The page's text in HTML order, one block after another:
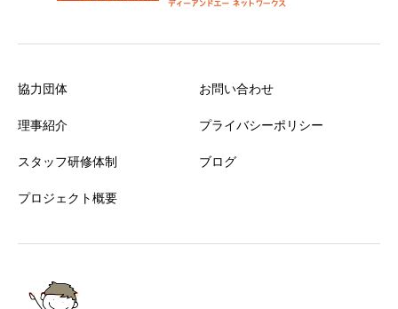
協力団体
理事紹介
スタッフ研修体制
プロジェクト概要
お問い合わせ
プライバシーポリシー
ブログ